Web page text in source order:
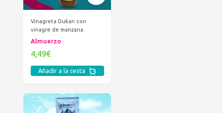
Vinagreta Dukan con
vinagre de manzana.
Almuerzo
4,49€
Añadir a la cesta